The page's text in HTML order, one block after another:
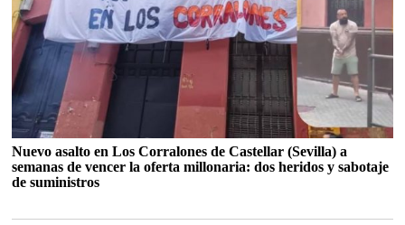
Nuevo asalto en Los Corralones de Castellar (Sevilla) a
semanas de vencer la oferta millonaria: dos heridos y sabotaje
de suministros